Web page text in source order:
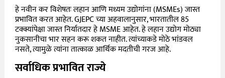
हे नवीन कर विशेषतः लहान आणि मध्यम उद्योगांना (MSMEs) जास्त
प्रभावित करत आहेत. GJEPC च्या अहवालानुसार, भारतातील 85
टक्क्यांपेक्षा जास्त निर्यातदार हे MSME आहेत. हे लहान उद्योग मोठ्या
नुकसानीचा भार सहन करू शकत नाहीत. त्यांच्याकडे मोठे भांडवल
नसते, त्यामुळे त्यांना तात्काळ आर्थिक मदतीची गरज आहे.
सर्वाधिक प्रभावित राज्ये